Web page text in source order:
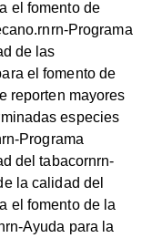
el fomento de
Programa
de las
el fomento de
reporten mayores
especies
Programa
del tabacornrn-
la calidad del
el fomento de la
Ayuda para la